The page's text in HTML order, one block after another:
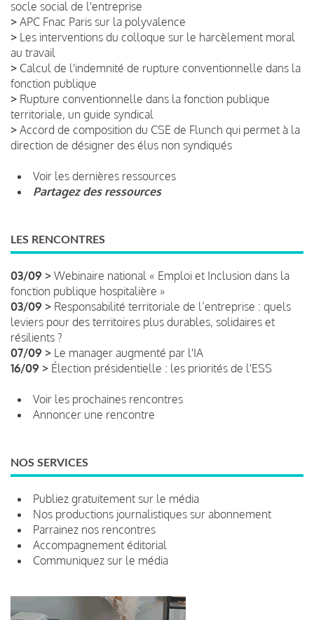
socle social de l'entreprise
> APC Fnac Paris sur la polyvalence
> Les interventions du colloque sur le harcèlement moral
au travail
> Calcul de l'indemnité de rupture conventionnelle dans la
fonction publique
> Rupture conventionnelle dans la fonction publique
territoriale, un guide syndical
> Accord de composition du CSE de Flunch qui permet à la
direction de désigner des élus non syndiqués
Voir les dernières ressources
Partagez des ressources
LES RENCONTRES
03/09 > Webinaire national « Emploi et Inclusion dans la
fonction publique hospitalière »
03/09 > Responsabilité territoriale de l’entreprise : quels
leviers pour des territoires plus durables, solidaires et
résilients ?
07/09 > Le manager augmenté par l'IA
16/09 > Élection présidentielle : les priorités de l'ESS
Voir les prochaines rencontres
Annoncer une rencontre
NOS SERVICES
Publiez gratuitement sur le média
Nos productions journalistiques sur abonnement
Parrainez nos rencontres
Accompagnement éditorial
Communiquez sur le média